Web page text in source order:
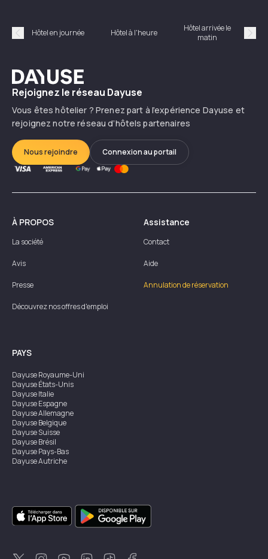
Précédent
Hôtel en journée Hôtel à l'heure
Hôtel arrivée le
matin
Dayuse
Rejoignez le réseau Dayuse
Vous êtes hôtelier ? Prenez part à l’expérience Dayuse et
rejoignez notre réseau d’hôtels partenaires
Nous rejoindre Connexion au portail
À PROPOS
La société
Avis
Presse
Découvrez nos offres d'emploi
Assistance
Contact
Aide
Annulation de réservation
PAYS
DayuseRoyaume-Uni
DayuseÉtats-Unis
DayuseItalie
DayuseEspagne
DayuseAllemagne
DayuseBelgique
DayuseSuisse
DayuseBrésil
DayusePays-Bas
DayuseAutriche
DayuseSingapour
DayuseSuède
DayuseThaïlande
DayuseNouvelle-Zélande